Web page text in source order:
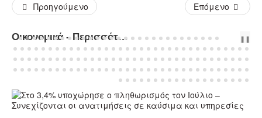
Προηγούμενο Επόμενο
Οικονομικά - Περισσότερα Άρθρα... PREVNEXT
❚❚